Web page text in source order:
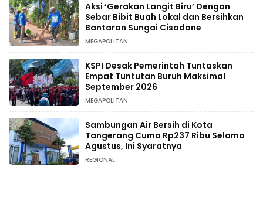
Aksi ‘Gerakan Langit Biru’ Dengan
Sebar Bibit Buah Lokal dan Bersihkan
Bantaran Sungai Cisadane
MEGAPOLITAN
KSPI Desak Pemerintah Tuntaskan
Empat Tuntutan Buruh Maksimal
September 2026
MEGAPOLITAN
Sambungan Air Bersih di Kota
Tangerang Cuma Rp237 Ribu Selama
Agustus, Ini Syaratnya
REGIONAL